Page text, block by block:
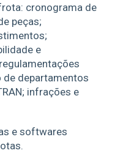
cronograma de
peças;
e
de departamentos
infrações e
e softwares